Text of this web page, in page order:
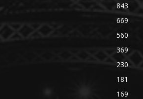
843
669
560
369
230
181
169